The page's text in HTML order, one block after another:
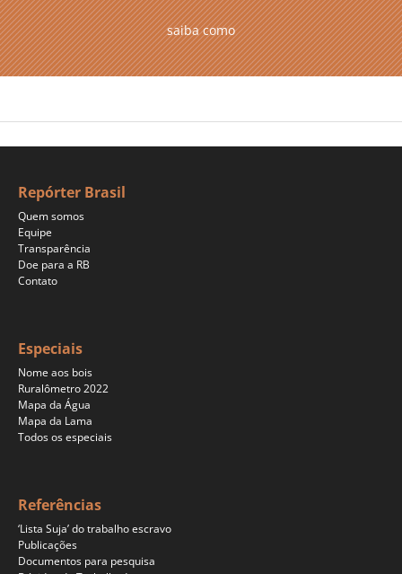
saiba como
Repórter Brasil
Quem somos
Equipe
Transparência
Doe para a RB
Contato
Especiais
Nome aos bois
Ruralômetro 2022
Mapa da Água
Mapa da Lama
Todos os especiais
Referências
‘Lista Suja’ do trabalho escravo
Publicações
Documentos para pesquisa